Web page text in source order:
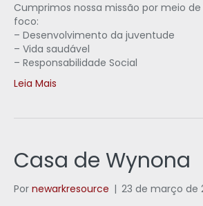
Cumprimos nossa missão por meio de
foco:
– Desenvolvimento da juventude
– Vida saudável
– Responsabilidade Social
Leia Mais
Casa de Wynona
Por newarkresource | 23 de março de